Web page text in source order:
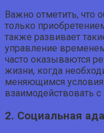
Важно отметить, что
только
также развивает
управление
часто оказываются
жизни, когда
меняющимся
взаимодействовать
2. Социальная